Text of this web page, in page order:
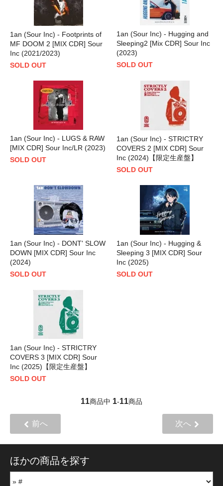
1an (Sour Inc) - Footprints of
MF DOOM 2 [MIX CDR] Sour
Inc (2021/2023)
SOLD OUT
1an (Sour Inc) - Hugging and
Sleeping2 [Mix CDR] Sour Inc
(2023)
SOLD OUT
1an (Sour Inc) - LUGS & RAW
[MIX CDR] Sour Inc/LR (2023)
SOLD OUT
1an (Sour Inc) - STRICTRY
COVERS 2 [MIX CDR] Sour
Inc (2024)【限定生産盤】
SOLD OUT
1an (Sour Inc) - DONT' SLOW
DOWN [MIX CDR] Sour Inc
(2024)
SOLD OUT
1an (Sour Inc) - Hugging &
Sleeping 3 [MIX CDR] Sour
Inc (2025)
SOLD OUT
1an (Sour Inc) - STRICTRY
COVERS 3 [MIX CDR] Sour
Inc (2025)【限定生産盤】
SOLD OUT
11商品中 1-11商品
前へ 次へ
ほかの商品を探す